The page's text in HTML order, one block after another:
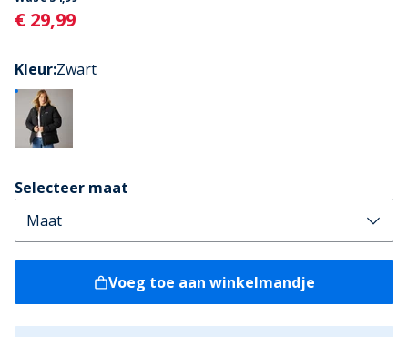
Current
€ 29,99
Kleur:Zwart
Selecteer maat
Voeg toe aan winkelmandje